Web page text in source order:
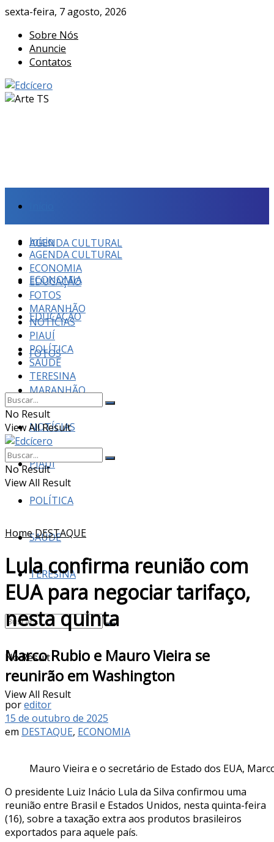
sexta-feira, 7 agosto, 2026
Sobre Nós
Anuncie
Contatos
AGENDA CULTURAL
ECONOMIA
EDUCAÇÃO
FOTOS
MARANHÃO
NOTÍCIAS
PIAUÍ
POLÍTICA
SAÚDE
TERESINA
No Result
View All Result
Início
AGENDA CULTURAL
ECONOMIA
EDUCAÇÃO
FOTOS
MARANHÃO
NOTÍCIAS
PIAUÍ
POLÍTICA
SAÚDE
TERESINA
No Result
View All Result
No Result
View All Result
Home DESTAQUE
Lula confirma reunião com
EUA para negociar tarifaço,
nesta quinta
Marco Rubio e Mauro Vieira se
reunirão em Washington
poreditor
15 de outubro de 2025
em DESTAQUE, ECONOMIA
Mauro Vieira e o secretário de Estado dos EUA,
O presidente Luiz Inácio Lula da Silva confirmou uma
reunião entre Brasil e Estados Unidos, nesta quinta-feira
(16), sobre a taxação extra aos produtos brasileiros
exportados para aquele país.